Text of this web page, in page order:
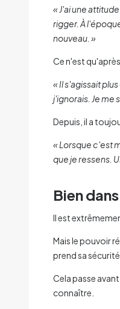
« J'ai une
rigger. À
nouveau. »
Ce n'est
« Il s'agissait
j'ignorais. Je me
Depuis, il a
« Lorsque c'est
que je ressens.
Bien
Il est
Mais le pouvoir
prend sa
Cela passe
connaître.